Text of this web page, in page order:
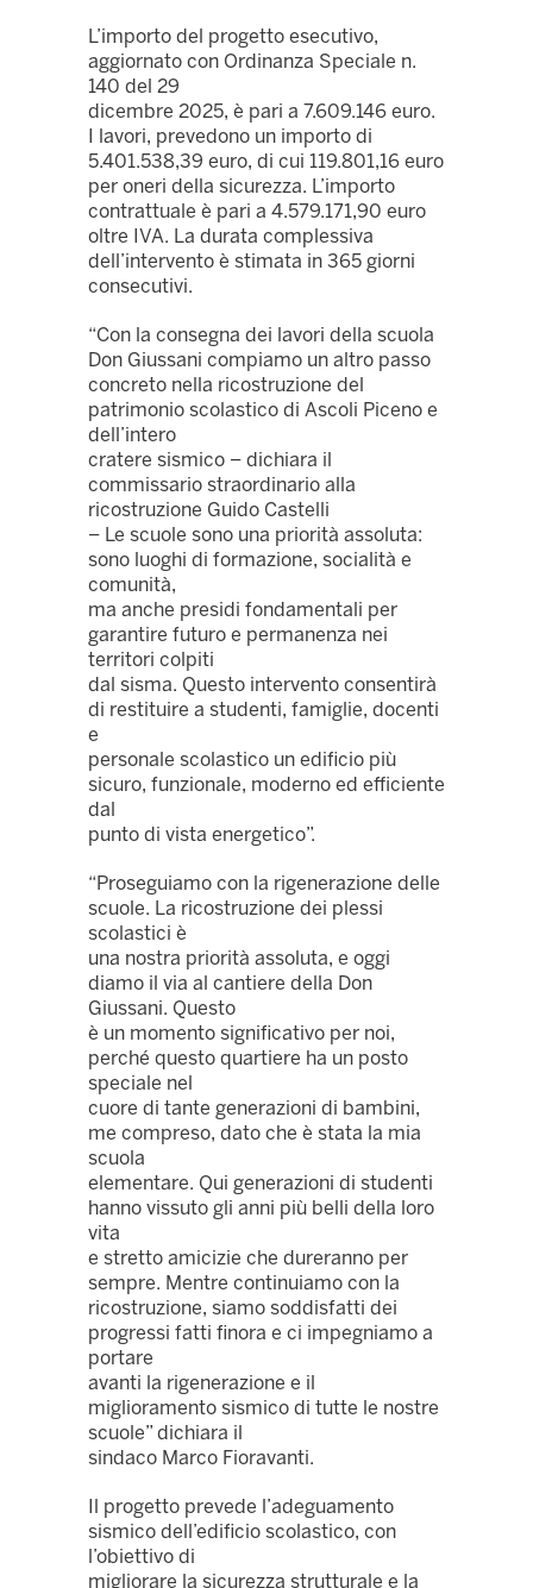
L’importo del progetto esecutivo,
aggiornato con Ordinanza Speciale n.
140 del 29
dicembre 2025, è pari a 7.609.146 euro.
I lavori, prevedono un importo di
5.401.538,39 euro, di cui 119.801,16 euro
per oneri della sicurezza. L’importo
contrattuale è pari a 4.579.171,90 euro
oltre IVA. La durata complessiva
dell’intervento è stimata in 365 giorni
consecutivi.
“Con la consegna dei lavori della scuola
Don Giussani compiamo un altro passo
concreto nella ricostruzione del
patrimonio scolastico di Ascoli Piceno e
dell’intero
cratere sismico – dichiara il
commissario straordinario alla
ricostruzione Guido Castelli
– Le scuole sono una priorità assoluta:
sono luoghi di formazione, socialità e
comunità,
ma anche presidi fondamentali per
garantire futuro e permanenza nei
territori colpiti
dal sisma. Questo intervento consentirà
di restituire a studenti, famiglie, docenti
e
personale scolastico un edificio più
sicuro, funzionale, moderno ed efficiente
dal
punto di vista energetico”.
“Proseguiamo con la rigenerazione delle
scuole. La ricostruzione dei plessi
scolastici è
una nostra priorità assoluta, e oggi
diamo il via al cantiere della Don
Giussani. Questo
è un momento significativo per noi,
perché questo quartiere ha un posto
speciale nel
cuore di tante generazioni di bambini,
me compreso, dato che è stata la mia
scuola
elementare. Qui generazioni di studenti
hanno vissuto gli anni più belli della loro
vita
e stretto amicizie che dureranno per
sempre. Mentre continuiamo con la
ricostruzione, siamo soddisfatti dei
progressi fatti finora e ci impegniamo a
portare
avanti la rigenerazione e il
miglioramento sismico di tutte le nostre
scuole” dichiara il
sindaco Marco Fioravanti.
Il progetto prevede l’adeguamento
sismico dell’edificio scolastico, con
l’obiettivo di
migliorare la sicurezza strutturale e la